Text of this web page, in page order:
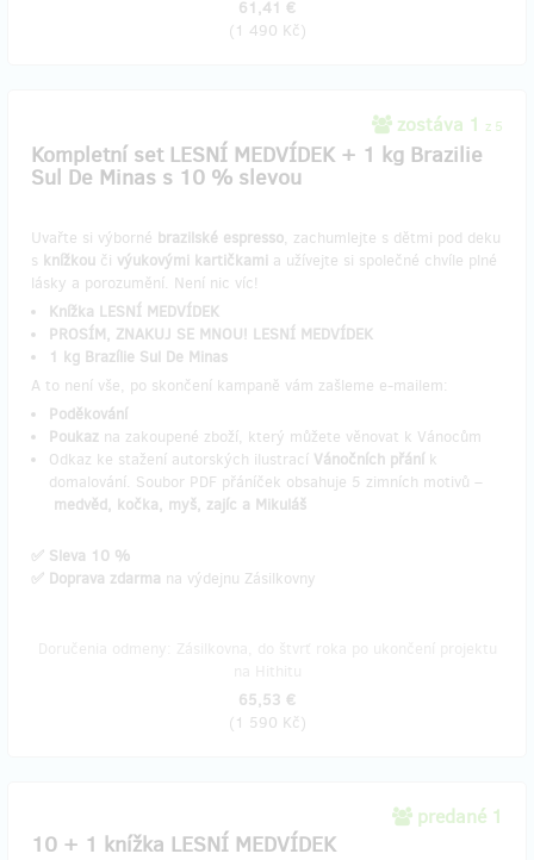
61,41 €
(1 490 Kč)
zostáva 1 z 5
Kompletní set LESNÍ MEDVÍDEK + 1 kg Brazilie
Sul De Minas s 10 % slevou
Uvařte si výborné brazilské espresso, zachumlejte s dětmi pod deku
s knížkou či výukovými kartičkami a užívejte si společné chvíle plné
lásky a porozumění. Není nic víc!
Knížka LESNÍ MEDVÍDEK
PROSÍM, ZNAKUJ SE MNOU! LESNÍ MEDVÍDEK
1 kg Brazílie Sul De Minas
A to není vše, po skončení kampaně vám zašleme e-mailem:
Poděkování
Poukaz na zakoupené zboží, který můžete věnovat k Vánocům
Odkaz ke stažení autorských ilustrací Vánočních přání k
domalování. Soubor PDF přáníček obsahuje 5 zimních motivů –
medvěd, kočka, myš, zajíc a Mikuláš
✅ Sleva 10 %
✅ Doprava zdarma na výdejnu Zásilkovny
65,53 €
(1 590 Kč)
predané 1
10 + 1 knížka LESNÍ MEDVÍDEK